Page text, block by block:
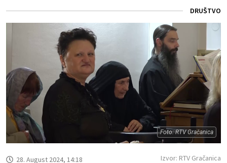
DRUŠTVO
Foto: RTV Gračanica
28. August 2024, 14:18 Izvor: RTV Gračanica